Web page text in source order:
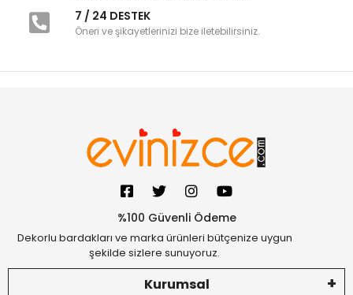
7 / 24 DESTEK
Öneri ve şikayetlerinizi bize iletebilirsiniz.
%100 Güvenli Ödeme
Dekorlu bardakları ve marka ürünleri bütçenize uygun
şekilde sizlere sunuyoruz.
Kurumsal